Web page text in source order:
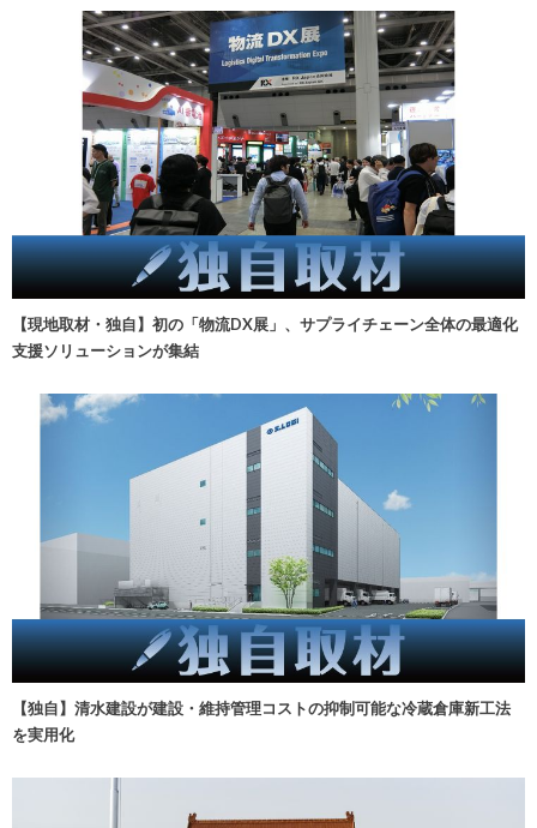
【現地取材・独自】初の「物流DX展」、サプライチェーン全体の最適化
支援ソリューションが集結
【独自】清水建設が建設・維持管理コストの抑制可能な冷蔵倉庫新工法
を実用化